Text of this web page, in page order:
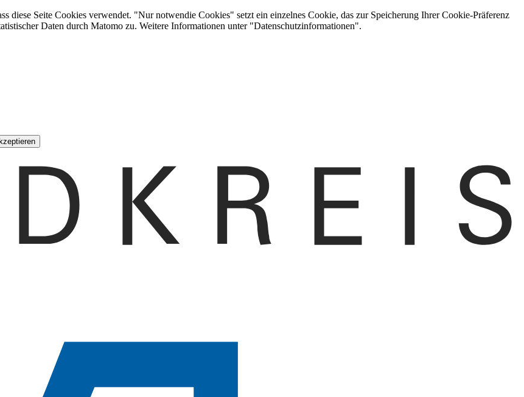
diese Seite Cookies verwendet. "Nur notwendie Cookies" setzt ein einzelnes Cookie, das zur Speicherung Ihrer Cookie-Präferenz
Daten durch Matomo zu. Weitere Informationen unter "Datenschutzinformationen".